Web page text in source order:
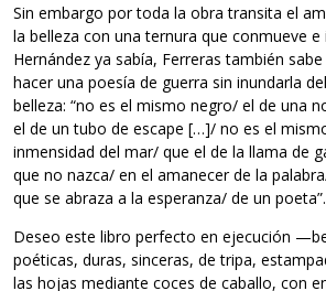
Sin embargo por toda la obra transita el
la belleza con una ternura que conmueve e
Hernández ya sabía, Ferreras también
hacer una poesía de guerra sin inundarla
belleza: “no es el mismo negro/ el de una
el de un tubo de escape […]/ no es el
inmensidad del mar/ que el de la llama de
que no nazca/ en el amanecer de la
que se abraza a la esperanza/ de un poeta”.
Deseo este libro perfecto en ejecución
poéticas, duras, sinceras, de tripa,
las hojas mediante coces de caballo, con